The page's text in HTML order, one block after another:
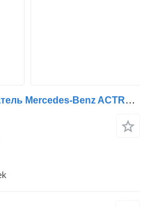
Автономный обогреватель Mercedes-Benz ACTROS STANDKACHEL A 007 830 06 61 для грузовика